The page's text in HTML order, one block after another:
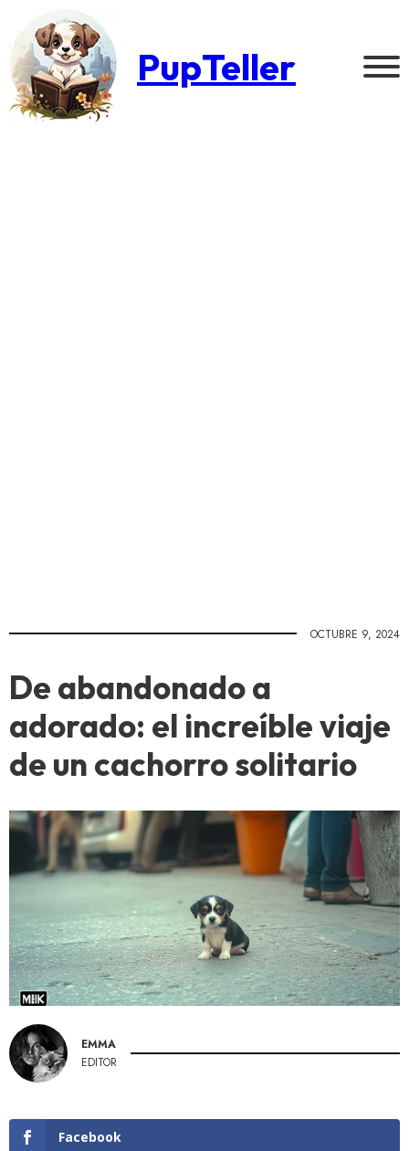
PupTeller
OCTUBRE 9, 2024
De abandonado a
adorado: el increíble viaje
de un cachorro solitario
EMMA
EDITOR
Facebook